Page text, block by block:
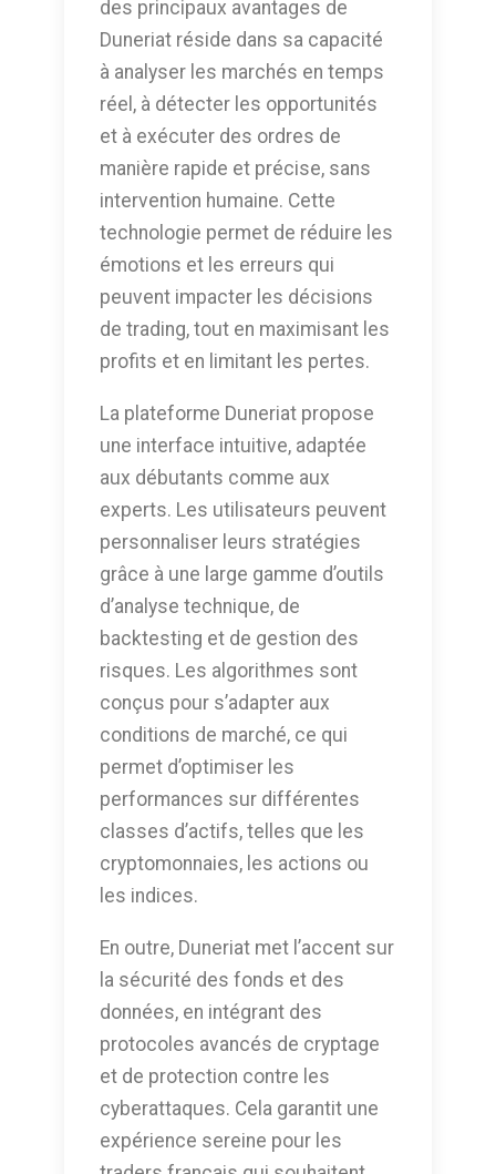
des principaux avantages de
Duneriat réside dans sa capacité
à analyser les marchés en temps
réel, à détecter les opportunités
et à exécuter des ordres de
manière rapide et précise, sans
intervention humaine. Cette
technologie permet de réduire les
émotions et les erreurs qui
peuvent impacter les décisions
de trading, tout en maximisant les
profits et en limitant les pertes.
La plateforme Duneriat propose
une interface intuitive, adaptée
aux débutants comme aux
experts. Les utilisateurs peuvent
personnaliser leurs stratégies
grâce à une large gamme d’outils
d’analyse technique, de
backtesting et de gestion des
risques. Les algorithmes sont
conçus pour s’adapter aux
conditions de marché, ce qui
permet d’optimiser les
performances sur différentes
classes d’actifs, telles que les
cryptomonnaies, les actions ou
les indices.
En outre, Duneriat met l’accent sur
la sécurité des fonds et des
données, en intégrant des
protocoles avancés de cryptage
et de protection contre les
cyberattaques. Cela garantit une
expérience sereine pour les